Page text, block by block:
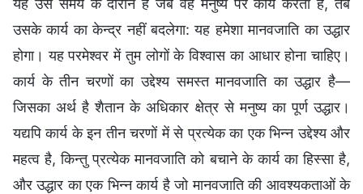
उसके कार्य का केन्द्र नहीं बदलेगा: यह हमेशा मानवजाति का उद्धार
होगा। यह परमेश्वर में तुम लोगों के विश्वास का आधार होना चाहिए।
कार्य के तीन चरणों का उद्देश्य समस्त मानवजाति का उद्धार है—
जिसका अर्थ है शैतान के अधिकार क्षेत्र से मनुष्य का पूर्ण उद्धार।
यद्यपि कार्य के इन तीन चरणों में से प्रत्येक का एक भिन्न उद्देश्य और
महत्व है, किन्तु प्रत्येक मानवजाति को बचाने के कार्य का हिस्सा है,
और उद्धार का एक भिन्न कार्य है जो मानवजाति की आवश्यकताओं के